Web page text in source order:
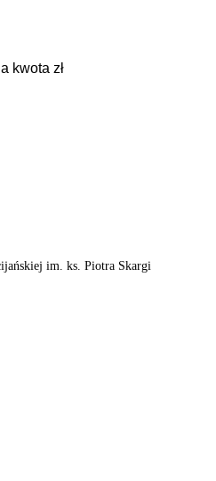
im. ks. Piotra Skargi